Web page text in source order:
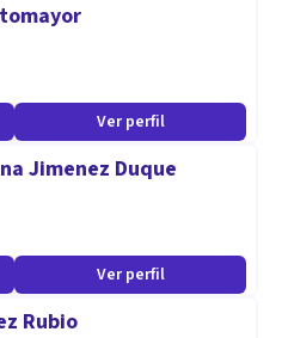
Ver perfil
Jimenez Duque
Ver perfil
Rubio